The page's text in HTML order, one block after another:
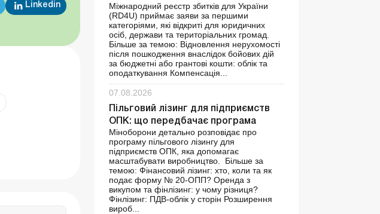
Linkedin
Міжнародний реєстр збитків для України
(RD4U) приймає заяви за першими
категоріями, які відкриті для юридичних
осіб, держави та територіальних громад.
Більше за темою: Відновлення нерухомості
після пошкодження внаслідок бойових дій
за бюджетні або грантові кошти: облік та
оподаткування Компенсація...
07.08.2026
Пільговий лізинг для підприємств
ОПК: що передбачає програма
Міноборони детально розповідає про
програму пільгового лізингу для
підприємств ОПК, яка допомагає
масштабувати виробництво. Більше за
темою: Фінансовий лізинг: хто, коли та як
подає форму № 20-ОПП? Оренда з
викупом та фінлізинг: у чому різниця?
Фінлізинг: ПДВ-облік у сторін Розширення
вироб...